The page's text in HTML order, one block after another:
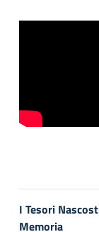
I Tesori
Memoria